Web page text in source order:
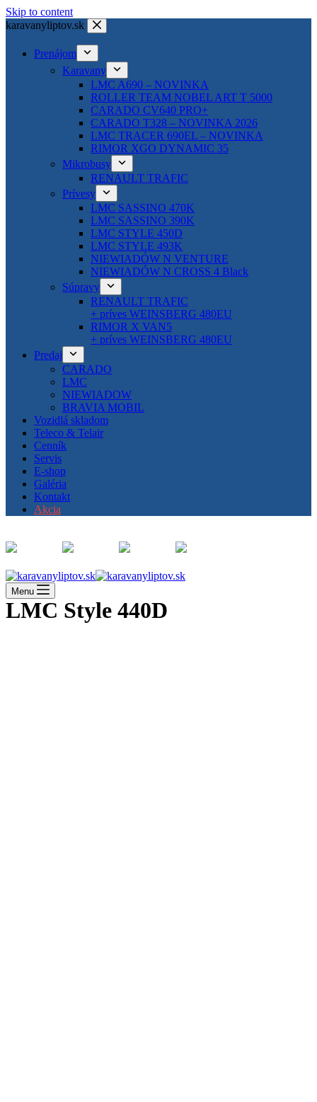
Skip to content
karavanyliptov.sk
Prenájom
Karavany
LMC A690 – NOVINKA
ROLLER TEAM NOBEL ART T 5000
CARADO CV640 PRO+
CARADO T328 – NOVINKA 2026
LMC TRACER 690EL – NOVINKA
RIMOR XGO DYNAMIC 35
Mikrobusy
RENAULT TRAFIC
Prívesy
LMC SASSINO 470K
LMC SASSINO 390K
LMC STYLE 450D
LMC STYLE 493K
NIEWIADÓW N VENTURE
NIEWIADÓW N CROSS 4 Black
Súpravy
RENAULT TRAFIC
+ príves WEINSBERG 480EU
RIMOR X VAN5
+ príves WEINSBERG 480EU
Predaj
CARADO
LMC
NIEWIADOW
BRAVIA MOBIL
Vozidlá skladom
Teleco & Telair
Cenník
Servis
E-shop
Galéria
Kontakt
Akcia
Menu
LMC Style 440D